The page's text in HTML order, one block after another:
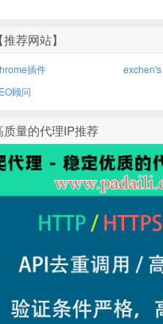
【推荐网站】
插件
顾问
质量的代理IP推荐